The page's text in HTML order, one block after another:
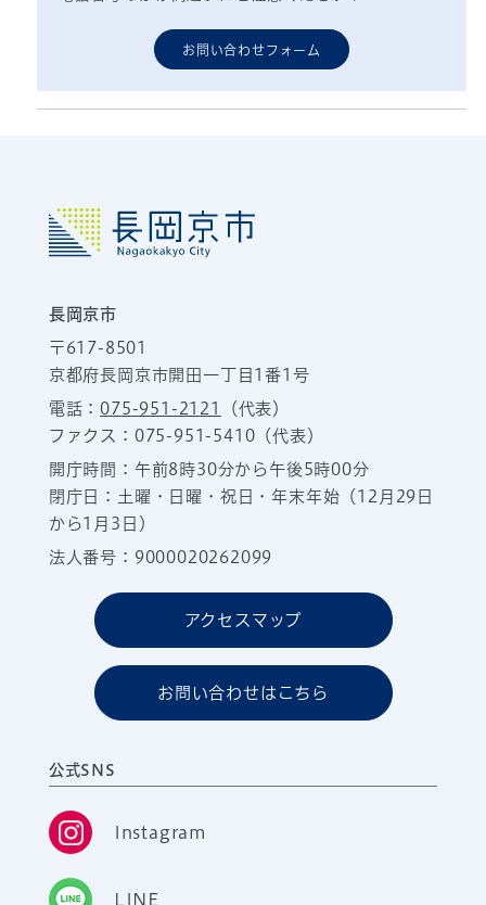
お問い合わせフォーム
長岡京市
〒617-8501
京都府長岡京市開田一丁目1番1号
電話：075-951-2121
（代表）
ファクス：075-951-5410（代表）
開庁時間：午前8時30分から午後5時00分
閉庁日：土曜・日曜・祝日・年末年始（12月29日
から1月3日）
法人番号：9000020262099
アクセスマップ
お問い合わせはこちら
公式SNS
Instagram
LINE